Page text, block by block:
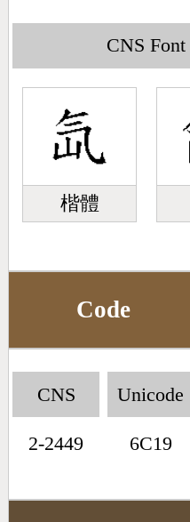
CNS Font
楷體
Code
CNS
2-2449
Unicode
6C19